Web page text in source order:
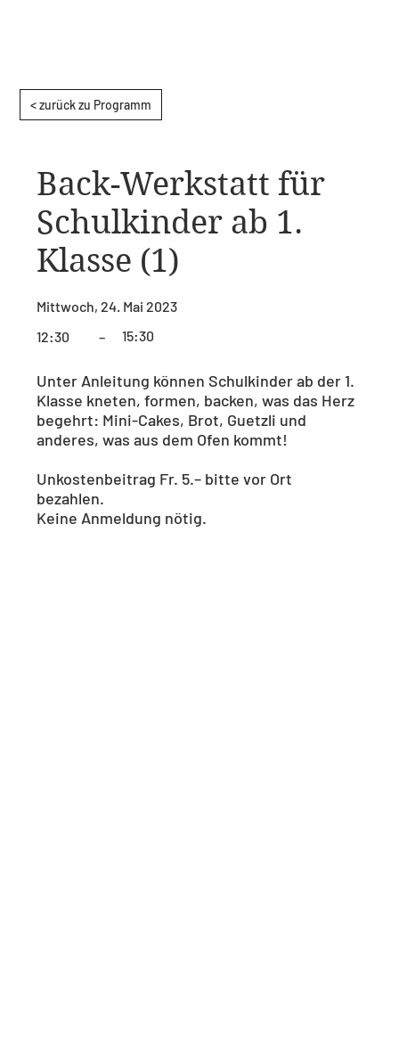
Back-Werkstatt für
Schulkinder ab 1.
Klasse (1)
Mittwoch, 24. Mai 2023
12:30
15:30
–
Unter Anleitung können Schulkinder ab der 1.
Klasse kneten, formen, backen, was das Herz
begehrt: Mini-Cakes, Brot, Guetzli und
anderes, was aus dem Ofen kommt!
Unkostenbeitrag Fr. 5.– bitte vor Ort
bezahlen.
Keine Anmeldung nötig.
< zurück zu Programm